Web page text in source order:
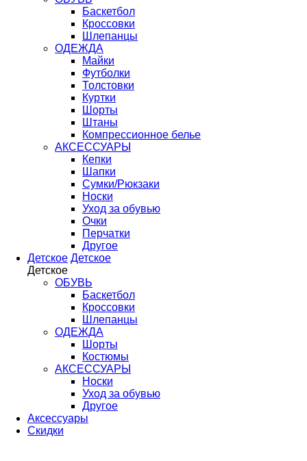
Баскетбол
Кроссовки
Шлепанцы
ОДЕЖДА
Майки
Футболки
Толстовки
Куртки
Шорты
Штаны
Компрессионное белье
АКСЕССУАРЫ
Кепки
Шапки
Сумки/Рюкзаки
Носки
Уход за обувью
Очки
Перчатки
Другое
Детское Детское
Детское
ОБУВЬ
Баскетбол
Кроссовки
Шлепанцы
ОДЕЖДА
Шорты
Костюмы
АКСЕССУАРЫ
Носки
Уход за обувью
Другое
Аксессуары
Скидки